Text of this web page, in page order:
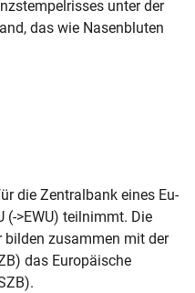
unter der
das wie Nasenbluten
die Zentralbank eines Eu-
(->EWU) teilnimmt. Die
bilden zusammen mit der
das Europäische